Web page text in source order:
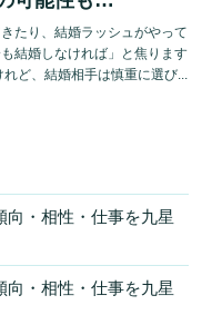
・相性・仕事を九星
向・相性・仕事を九星